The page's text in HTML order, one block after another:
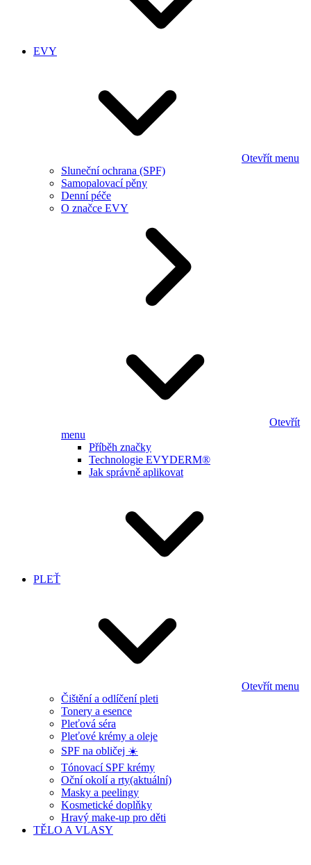
EVY
Otevřít menu
Sluneční ochrana (SPF)
Samopalovací pěny
Denní péče
O značce EVY
Otevřít
menu
Příběh značky
Technologie EVYDERM®
Jak správně aplikovat
PLEŤ
Otevřít menu
Čištění a odlíčení pleti
Tonery a esence
Pleťová séra
Pleťové krémy a oleje
SPF na obličej ☀️
Tónovací SPF krémy
Oční okolí a rty(aktuální)
Masky a peelingy
Kosmetické doplňky
Hravý make-up pro děti
TĚLO A VLASY